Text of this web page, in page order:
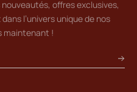
offres exclusives,
l’univers unique de nos
maintenant !